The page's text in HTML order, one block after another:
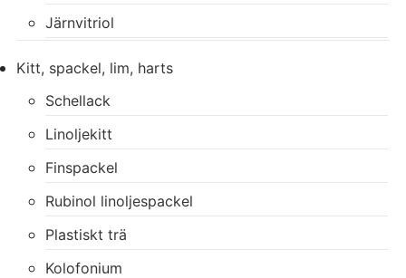
Järnvitriol
Kitt, spackel, lim, harts
Schellack
Linoljekitt
Finspackel
Rubinol linoljespackel
Plastiskt trä
Kolofonium